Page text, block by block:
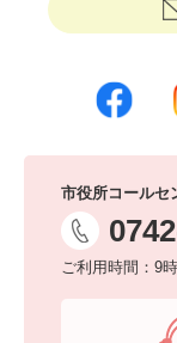
市役所コールセ
ご利用時間：9